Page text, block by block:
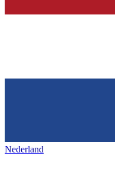
Nederland